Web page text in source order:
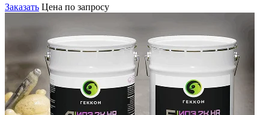
Заказать Цена по запросу